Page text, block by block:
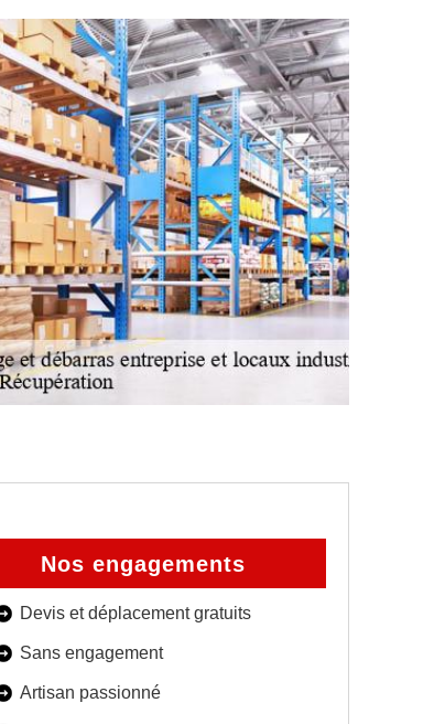
Nos engagements
Devis et déplacement gratuits
Sans engagement
Artisan passionné